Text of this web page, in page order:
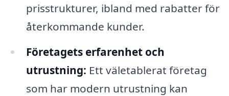
prisstrukturer, ibland med rabatter för
återkommande kunder.
Företagets erfarenhet och
utrustning: Ett väletablerat företag
som har modern utrustning kan